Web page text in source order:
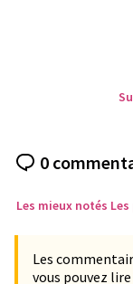
0
Les mieux notés
Les
vous pouvez lire